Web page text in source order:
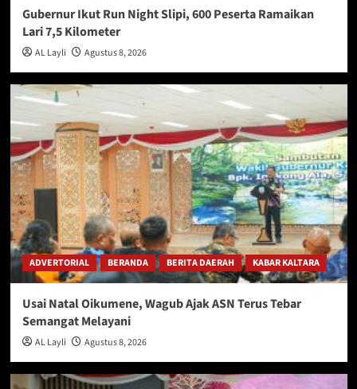
Gubernur Ikut Run Night Slipi, 600 Peserta Ramaikan
Lari 7,5 Kilometer
AL Layli Agustus 8, 2026
ADVERTORIAL BERANDA BERITA DAERAH KABAR KALTARA
Usai Natal Oikumene, Wagub Ajak ASN Terus Tebar
Semangat Melayani
AL Layli Agustus 8, 2026